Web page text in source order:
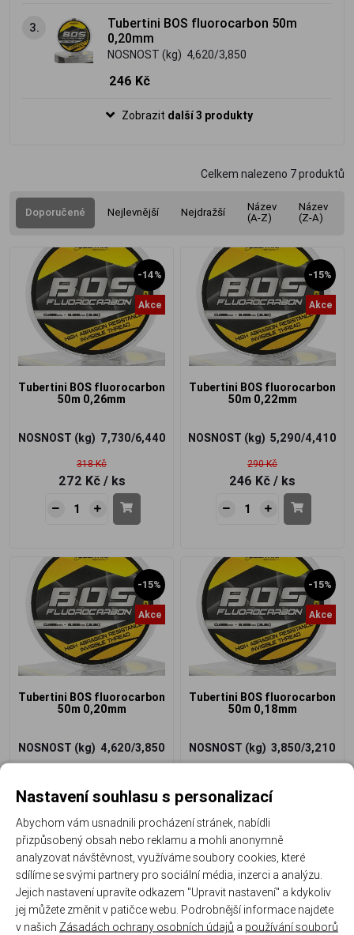
3.
Tubertini BOS fluorocarbon 50m
0,20mm
NOSNOST (kg) 4,620/3,850
246 Kč
Zobrazit další 3 produkty
Celkem nalezeno 7produktů
Doporučené Nejlevnější Nejdražší
Název
(A-Z)
Název
(Z-A)
-14%
Akce
Tubertini BOS fluorocarbon
50m 0,26mm
NOSNOST (kg) 7,730/6,440
318 Kč
272 Kč / ks
-15%
Akce
Tubertini BOS fluorocarbon
50m 0,22mm
NOSNOST (kg) 5,290/4,410
290 Kč
246 Kč / ks
-15%
Akce
Tubertini BOS fluorocarbon
50m 0,20mm
NOSNOST (kg) 4,620/3,850
246 Kč / ks
-15%
Akce
Tubertini BOS fluorocarbon
50m 0,18mm
NOSNOST (kg) 3,850/3,210
220 Kč
-15%
Akce
-15%
Akce
Nastavení souhlasu s personalizací
Abychom vám usnadnili procházení stránek, nabídli
přizpůsobený obsah nebo reklamu a mohli anonymně
analyzovat návštěvnost, využíváme soubory cookies, které
sdílíme se svými partnery pro sociální média, inzerci a analýzu.
Jejich nastavení upravíte odkazem "Upravit nastavení" a kdykoliv
jej můžete změnit v patičce webu. Podrobnější informace najdete
v našich Zásadách ochrany osobních údajů a používání souborů